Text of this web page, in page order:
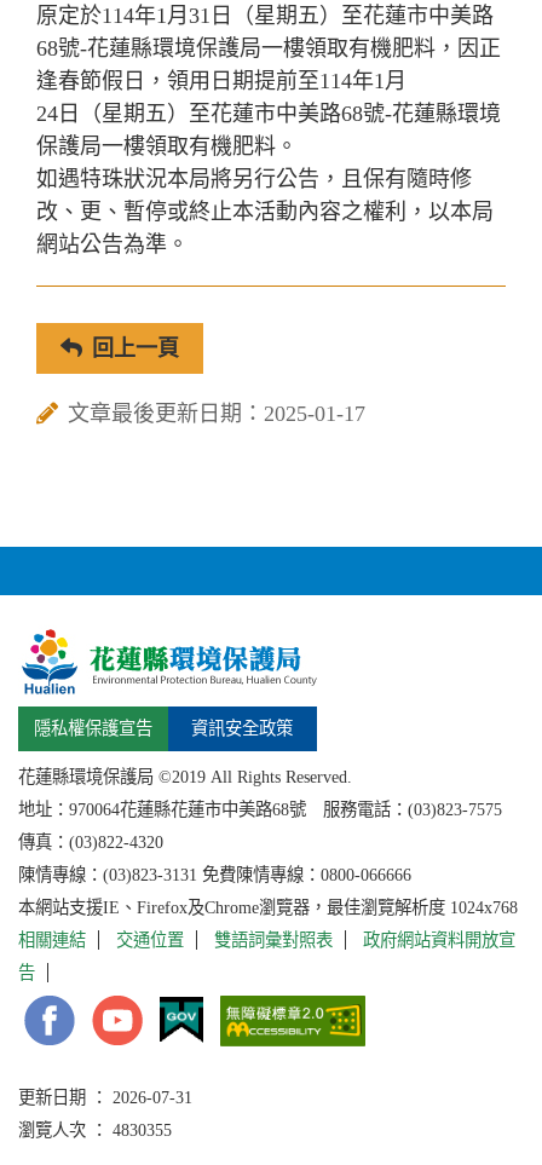
原定於114年1月31日（星期五）至花蓮市中美路
68號-花蓮縣環境保護局一樓領取有機肥料，因正
逢春節假日，領用日期提前至114年1月
24日（星期五）至花蓮市中美路68號-花蓮縣環境
保護局一樓領取有機肥料。
如遇特珠狀況本局將另行公告，且保有隨時修
改、更、暫停或終止本活動內容之權利，以本局
網站公告為準。
回上一頁
文章最後更新日期：2025-01-17
隱私權保護宣告 資訊安全政策
花蓮縣環境保護局 ©2019 All Rights Reserved.
地址： 970064花蓮縣花蓮市中美路68號 服務電話：(03)823-7575
傳真：(03)822-4320
陳情專線：(03)823-3131 免費陳情專線：0800-066666
本網站支援IE、Firefox及Chrome瀏覽器，最佳瀏覽解析度 1024x768
相關連結
交通位置 雙語詞彙對照表
政府網站資料開放宣
告
更新日期 ： 2026-07-31
瀏覽人次 ： 4830355